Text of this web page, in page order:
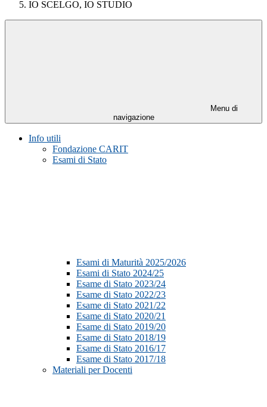
IO SCELGO, IO STUDIO
Menu di
navigazione
Info utili
Fondazione CARIT
Esami di Stato
Esami di Maturità 2025/2026
Esami di Stato 2024/25
Esame di Stato 2023/24
Esame di Stato 2022/23
Esame di Stato 2021/22
Esame di Stato 2020/21
Esame di Stato 2019/20
Esame di Stato 2018/19
Esame di Stato 2016/17
Esame di Stato 2017/18
Materiali per Docenti